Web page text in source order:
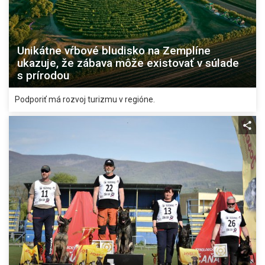
Unikátne vŕbové bludisko na Zemplíne
ukazuje, že zábava môže existovať v súlade
s prírodou
Podporiť má rozvoj turizmu v regióne.